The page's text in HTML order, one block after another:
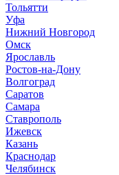
Тольятти
Уфа
Нижний Новгород
Омск
Ярославль
Ростов-на-Дону
Волгоград
Саратов
Самара
Ставрополь
Ижевск
Казань
Краснодар
Челябинск